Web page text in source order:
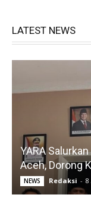
LATEST NEWS
YARA
Aceh, Dorong
NEWS Redaksi - 8